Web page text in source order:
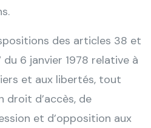
des articles 38 et
6 janvier 1978 relative à
et aux libertés, tout
droit d’accès, de
et d’opposition aux